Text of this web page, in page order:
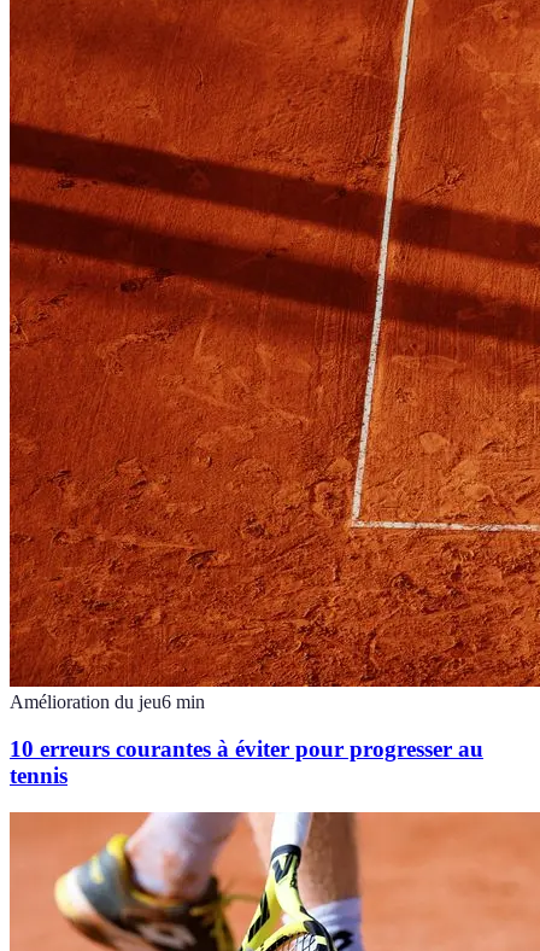
Amélioration du jeu6 min
10 erreurs courantes à éviter pour progresser au
tennis